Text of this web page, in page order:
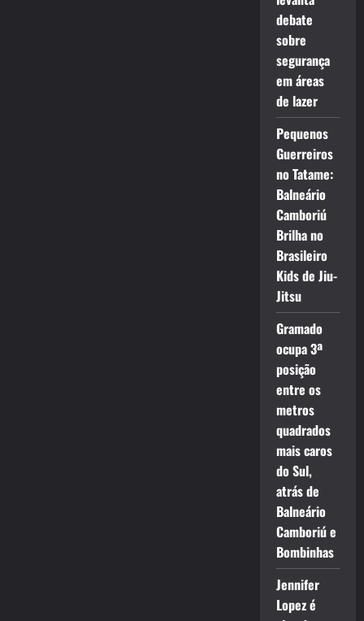
debate
sobre
segurança
em áreas
de lazer
Pequenos
Guerreiros
no Tatame:
Balneário
Camboriú
Brilha no
Brasileiro
Kids de Jiu-
Jitsu
Gramado
ocupa 3ª
posição
entre os
metros
quadrados
mais caros
do Sul,
atrás de
Balneário
Camboriú e
Bombinhas
Jennifer
Lopez é